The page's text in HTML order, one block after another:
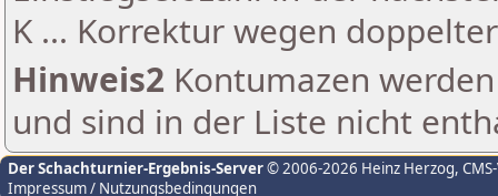
K ... Korrektur wegen
Hinweis2 Kontumazen
und sind in der Liste nicht
Der Schachturnier-Ergebnis-Server© 2006-2026 Heinz Herzog,
Impressum / Nutzungsbedingungen